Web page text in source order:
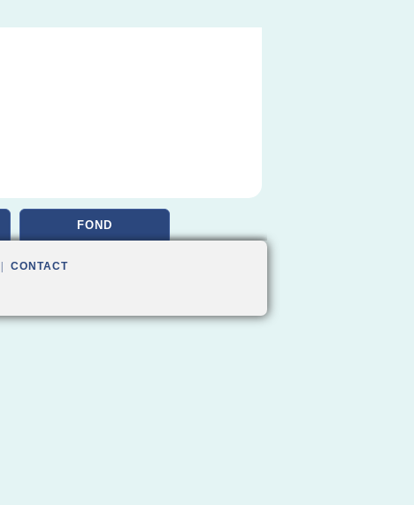
FOND
CONTACT